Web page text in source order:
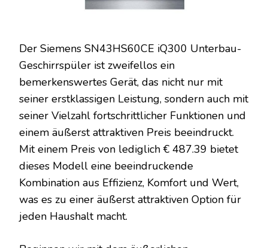
Der Siemens SN43HS60CE iQ300 Unterbau-
Geschirrspüler ist zweifellos ein
bemerkenswertes Gerät, das nicht nur mit
seiner erstklassigen Leistung, sondern auch mit
seiner Vielzahl fortschrittlicher Funktionen und
einem äußerst attraktiven Preis beeindruckt.
Mit einem Preis von lediglich € 487.39 bietet
dieses Modell eine beeindruckende
Kombination aus Effizienz, Komfort und Wert,
was es zu einer äußerst attraktiven Option für
jeden Haushalt macht.